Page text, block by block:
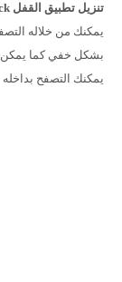
تنزيل تطبيق القفل Applock
يمكنك من خلاله
بشكل خفي كما يمكن
يمكنك التصفح